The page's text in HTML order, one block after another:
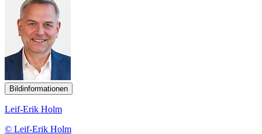
Bildinformationen
Leif-Erik Holm
© Leif-Erik Holm